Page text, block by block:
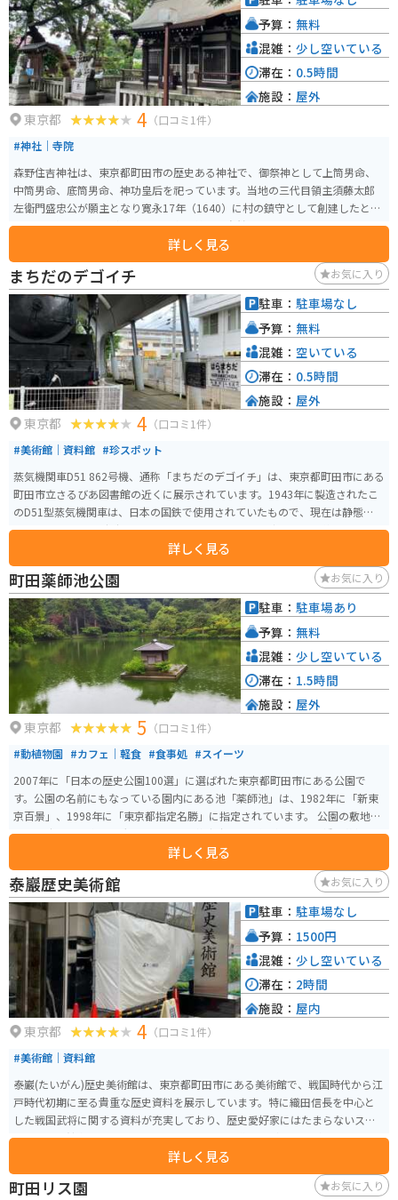
東京都 4 （口コミ1件）
#神社｜寺院
森野住吉神社は、東京都町田市の歴史ある神社で、御祭神として上筒男命、
中筒男命、底筒男命、神功皇后を祀っています。当地の三代目領主須藤太郎
左衛門盛忠公が願主となり寛永17年（1640）に村の鎮守として創建したと伝
えられています。見どころは、境内の美しい自然環境とともに、歴史的な建
造物です。特に春には桜が咲き誇り、花見の名所としても知られています。ま
た、神社はパワースポットとしても人気があり、癒しとエネルギーを感じら
れます。地元のイベントや祭りも開催されており、特に初詣や例大祭には多
くの参拝者が訪れます。
詳しく見る
予算： 無料
混雑： 少し空いている
滞在： 0.5時間
施設： 屋外
まちだのデゴイチ お気に入り
東京都 4 （口コミ1件）
#美術館｜資料館 #珍スポット
蒸気機関車D51 862号機、通称「まちだのデゴイチ」は、東京都町田市にある
町田市立さるびあ図書館の近くに展示されています。1943年に製造されたこ
のD51型蒸気機関車は、日本の国鉄で使用されていたもので、現在は静態保存
されています。「デゴイチ祭」と呼ばれるイベントも定期的に開催されてお
り、蒸気機関車にまつわるさまざまなアクティビティが楽しめます。
詳しく見る
駐車： 駐車場なし
予算： 無料
混雑： 空いている
滞在： 0.5時間
施設： 屋外
町田薬師池公園 お気に入り
東京都 5 （口コミ1件）
#動植物園 #カフェ｜軽食 #食事処 #スイーツ
2007年に「日本の歴史公園100選」に選ばれた東京都町田市にある公園で
す。公園の名前にもなっている園内にある池「薬師池」は、1982年に「新東
京百景」、1998年に「東京都指定名勝」に指定されています。 公園の敷地は
とても広く、園内には大きなハス田や芝生広場、薬師池、タイコ橋、藤棚、2
50本の梅の木が植えられている梅林、大滝、甘酒や抹茶が飲めるやくし茶
屋、また国や都が指定している文化財になっている建物などがあり、とても
見どころ満載です。 冬から春にかけての梅、春の桜、藤や花菖蒲、秋には真
っ赤な紅葉と季節によって変化する公園の景観を楽しむのもおすすめです。
詳しく見る
駐車： 駐車場あり
予算： 無料
混雑： 少し空いている
滞在： 1.5時間
施設： 屋外
泰巖歴史美術館 お気に入り
東京都 4 （口コミ1件）
#美術館｜資料館
泰巖(たいがん)歴史美術館は、東京都町田市にある美術館で、戦国時代から江
戸時代初期に至る貴重な歴史資料を展示しています。特に織田信長を中心と
した戦国武将に関する資料が充実しており、歴史愛好家にはたまらないスポ
ットです。館内では、古文書や書画、武具、茶道具などの展示が行われてお
り、織田信長の生涯や戦国時代の合戦の様子を学ぶことができます。特に、
ほぼ実寸大で復元された安土城天主の展示は圧巻です。 また、美術館の建物
自体も見どころの一つで、甲冑を模した外観が特徴的です。開館時間は午前1
詳しく見る
駐車： 駐車場なし
予算： 1500円
混雑： 少し空いている
滞在： 2時間
施設： 屋内
町田リス園 お気に入り